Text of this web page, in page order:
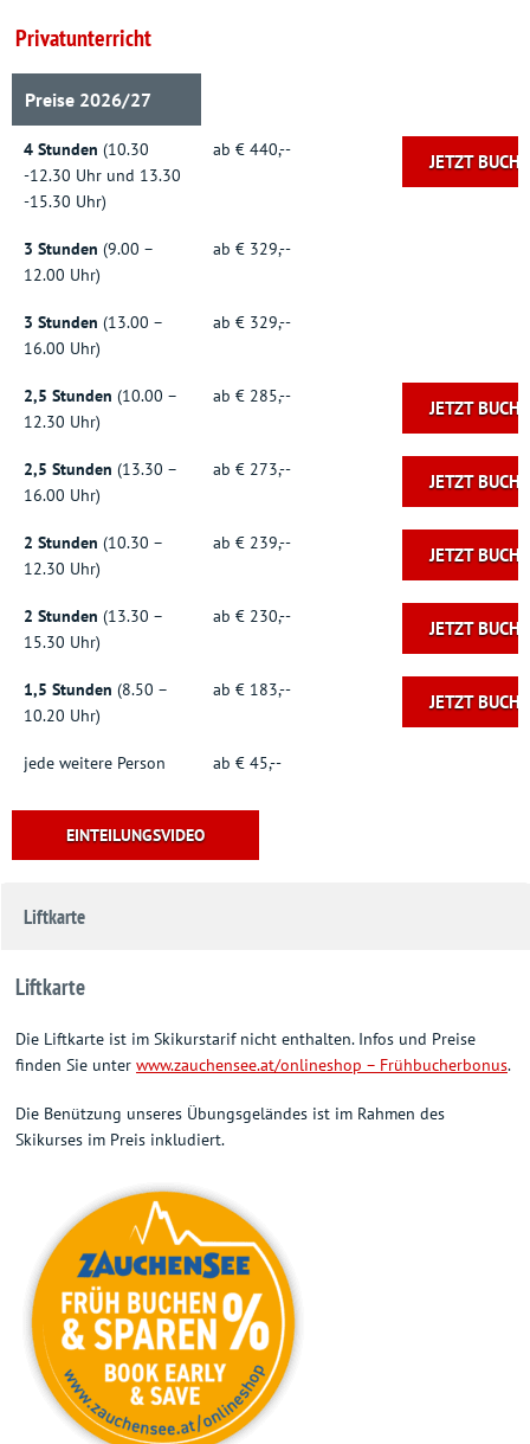
Privatunterricht
Preise 2026/27
4 Stunden (10.30
-12.30 Uhr und 13.30
-15.30 Uhr)
ab € 440,--
JETZT
3 Stunden (9.00 –
12.00 Uhr)
ab € 329,--
3 Stunden (13.00 –
16.00 Uhr)
ab € 329,--
2,5 Stunden (10.00 –
12.30 Uhr)
ab € 285,--
JETZT
2,5 Stunden (13.30 –
16.00 Uhr)
ab € 273,--
JETZT
2 Stunden (10.30 –
12.30 Uhr)
ab € 239,--
JETZT
2 Stunden (13.30 –
15.30 Uhr)
ab € 230,--
JETZT
1,5 Stunden (8.50 –
10.20 Uhr)
ab € 183,--
JETZT
jede weitere Person ab € 45,--
EINTEILUNGSVIDEO
Liftkarte
Liftkarte
Die Liftkarte ist im Skikurstarif nicht enthalten. Infos und Preise
finden Sie unter www.zauchensee.at/onlineshop – Frühbucherbonus.
Die Benützung unseres Übungsgeländes ist im Rahmen des
Skikurses im Preis inkludiert.